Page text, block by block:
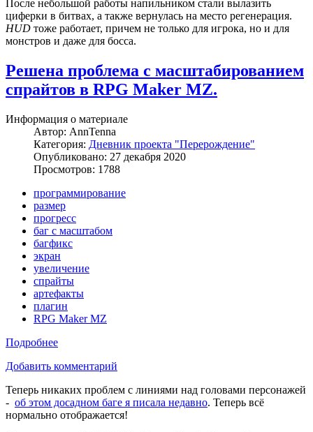
После небольшой работы напильником стали вылазить
циферки в битвах, а также вернулась на место регенерация.
HUD тоже работает, причем не только для игрока, но и для
монстров и даже для босса.
Решена проблема с масштабированием
спрайтов в RPG Maker MZ.
Информация о материале
Автор: AnnTenna
Категория: Дневник проекта "Перерождение"
Опубликовано: 27 декабря 2020
Просмотров: 1788
программирование
размер
прогресс
баг с масштабом
багфикс
экран
увеличение
спрайты
артефакты
плагин
RPG Maker MZ
Подробнее
Добавить комментарий
Теперь никаких проблем с линиями над головами персонажей
- об этом досадном баге я писала недавно. Теперь всё
нормально отображается!